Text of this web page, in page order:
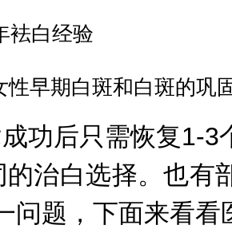
袪白经验
早期白斑和白斑的巩
后只需恢复1-3
治白选择。也有
问题，下面来看看